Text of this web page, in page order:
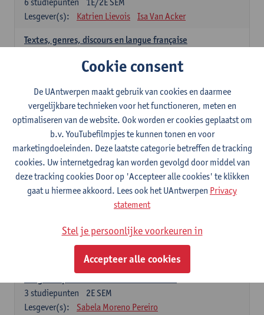
Lesgever(s):
Katrien Lievois Isa Van Acker
Textes, genres, discours en langue française
Kris Peeters
Spaans: verplichte opleidingsonderdelen
Gramática española 1
1E SEM
studiepunten
Lesgever(s):
Anne Verhaert
Gramática española 2
2E SEM
3studiepunten
Anne Verhaert
Lengua española: Destrezas básicas
Sabela Moreno Pereiro
2E SEM
3 studiepunten
Lesgever(s):
Sabela Moreno Pereiro
Cookie consent
De UAntwerpen maakt gebruik van cookies en daarmee
vergelijkbare technieken voor het functioneren, meten en
optimaliseren van de website. Ook worden er cookies geplaatst om
b.v. YouTubefilmpjes te kunnen tonen en voor
marketingdoeleinden. Deze laatste categorie betreffen de tracking
cookies. Uw internetgedrag kan worden gevolgd door middel van
deze tracking cookies Door op 'Accepteer alle cookies' te klikken
gaat u hiermee akkoord. Lees ook het UAntwerpen Privacy
statement
Stel je persoonlijke voorkeuren in
Accepteer alle cookies